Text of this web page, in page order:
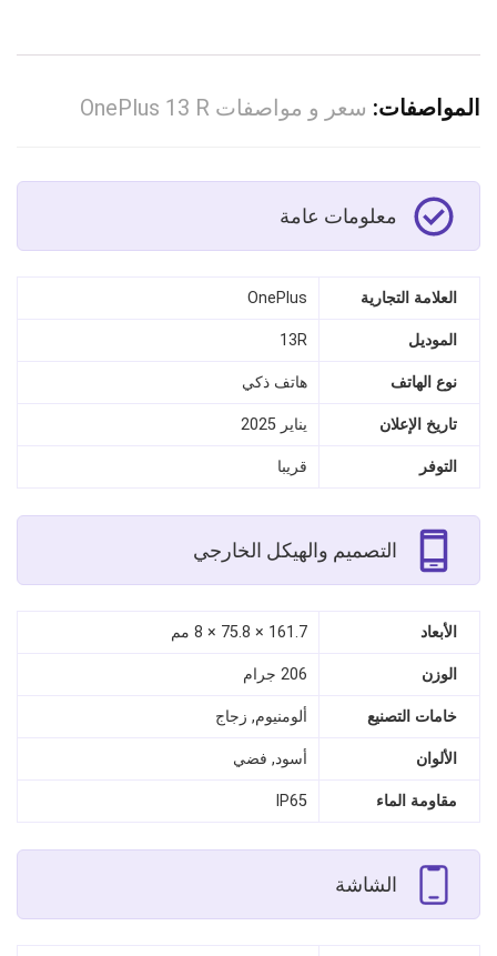
المواصفات: سعر و مواصفات OnePlus 13 R
معلومات عامة
العلامة التجارية OnePlus
الموديل 13R
نوع الهاتف هاتف ذكي
تاريخ الإعلان يناير 2025
التوفر قريبا
التصميم والهيكل الخارجي
الأبعاد 161.7 × 75.8 × 8 مم
الوزن 206 جرام
خامات التصنيع ألومنيوم, زجاج
الألوان أسود, فضي
مقاومة الماء IP65
الشاشة